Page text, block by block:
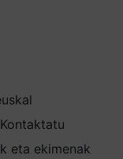
Kontaktatu
eta ekimenak